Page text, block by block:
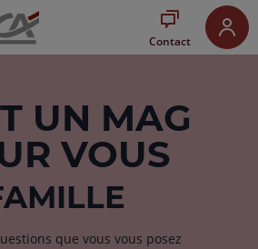
Contact
UN MAG
VOUS
que vous vous posez